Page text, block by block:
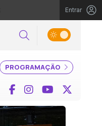
Entrar
Pesquisar
PROGRAMAÇÃO
Facebook
InstagramYouTube